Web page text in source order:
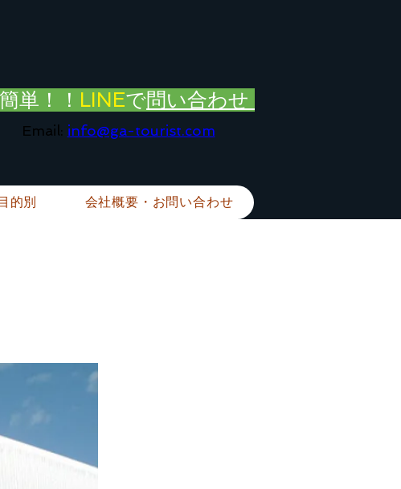
簡単！！ LINEで問い合わせ
Email: info@ga-tourist.com
的別 会社概要・お問い合わせ